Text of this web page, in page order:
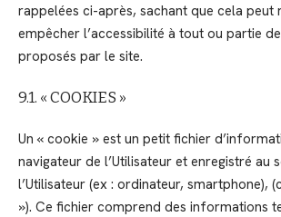
rappelées ci-après, sachant que cela peut
empêcher l’accessibilité à tout ou partie
proposés par le site.
9.1. « COOKIES »
Un « cookie » est un petit fichier
navigateur de l’Utilisateur et enregistré au
l’Utilisateur (ex : ordinateur, smartphone),
»). Ce fichier comprend des informations